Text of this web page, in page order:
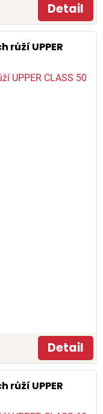
Detail
růží UPPER
Detail
růží UPPER